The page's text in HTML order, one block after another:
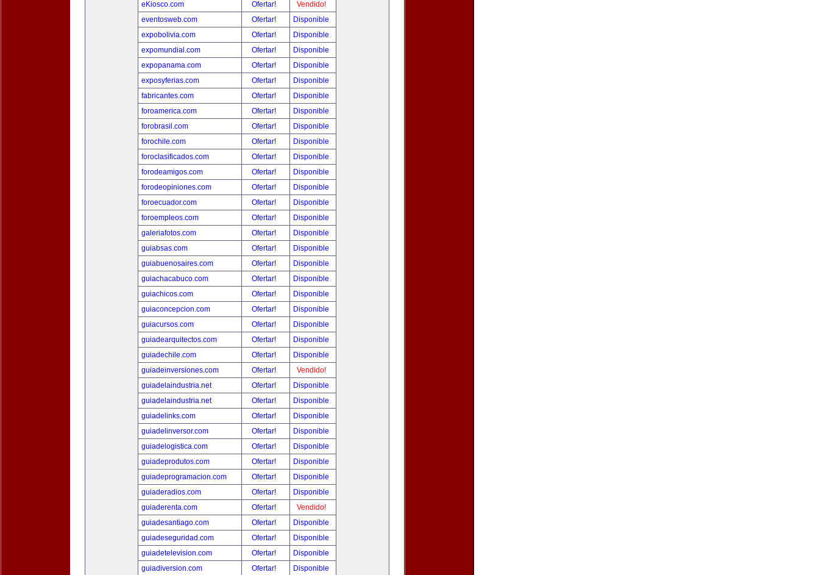
eKiosco.com
Ofertar!
Vendido!
eventosweb.com
Ofertar!
Disponible
expobolivia.com
Ofertar!
Disponible
expomundial.com
Ofertar!
Disponible
expopanama.com
Ofertar!
Disponible
exposyferias.com
Ofertar!
Disponible
fabricantes.com
Ofertar!
Disponible
foroamerica.com
Ofertar!
Disponible
forobrasil.com
Ofertar!
Disponible
forochile.com
Ofertar!
Disponible
foroclasificados.com
Ofertar!
Disponible
forodeamigos.com
Ofertar!
Disponible
forodeopiniones.com
Ofertar!
Disponible
foroecuador.com
Ofertar!
Disponible
foroempleos.com
Ofertar!
Disponible
galeriafotos.com
Ofertar!
Disponible
guiabsas.com
Ofertar!
Disponible
guiabuenosaires.com
Ofertar!
Disponible
guiachacabuco.com
Ofertar!
Disponible
guiachicos.com
Ofertar!
Disponible
guiaconcepcion.com
Ofertar!
Disponible
guiacursos.com
Ofertar!
Disponible
guiadearquitectos.com
Ofertar!
Disponible
guiadechile.com
Ofertar!
Disponible
guiadeinversiones.com
Ofertar!
Vendido!
guiadelaindustria.net
Ofertar!
Disponible
guiadelaindustria.net
Ofertar!
Disponible
guiadelinks.com
Ofertar!
Disponible
guiadelinversor.com
Ofertar!
Disponible
guiadelogistica.com
Ofertar!
Disponible
guiadeprodutos.com
Ofertar!
Disponible
guiadeprogramacion.com
Ofertar!
Disponible
guiaderadios.com
Ofertar!
Disponible
guiaderenta.com
Ofertar!
Vendido!
guiadesantiago.com
Ofertar!
Disponible
guiadeseguridad.com
Ofertar!
Disponible
guiadetelevision.com
Ofertar!
Disponible
guiadiversion.com
Ofertar! Disponible